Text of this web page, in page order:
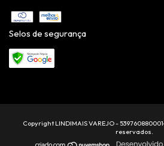
Selos de segurança
Copyright LINDIMAIS VAREJO -
reservados.